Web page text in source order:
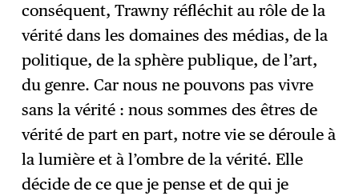
conséquent, Trawny réfléchit au rôle de la
vérité dans les domaines des médias, de la
politique, de la sphère publique, de l’art,
du genre. Car nous ne pouvons pas vivre
sans la vérité : nous sommes des êtres de
vérité de part en part, notre vie se déroule à
la lumière et à l’ombre de la vérité. Elle
décide de ce que je pense et de qui je